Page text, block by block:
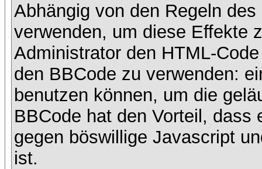
Abhängig von den Regeln
verwenden, um diese Effekte
Administrator den HTML-
den BBCode zu verwenden:
benutzen können, um die
BBCode hat den Vorteil, dass
gegen böswillige Javascript
ist.